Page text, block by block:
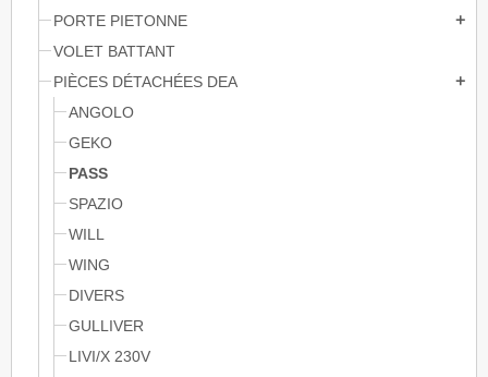
PORTE PIETONNE add
VOLET BATTANT
PIÈCES DÉTACHÉES DEA
add
ANGOLO
GEKO
PASS
SPAZIO
WILL
WING
DIVERS
GULLIVER
LIVI/X 230V